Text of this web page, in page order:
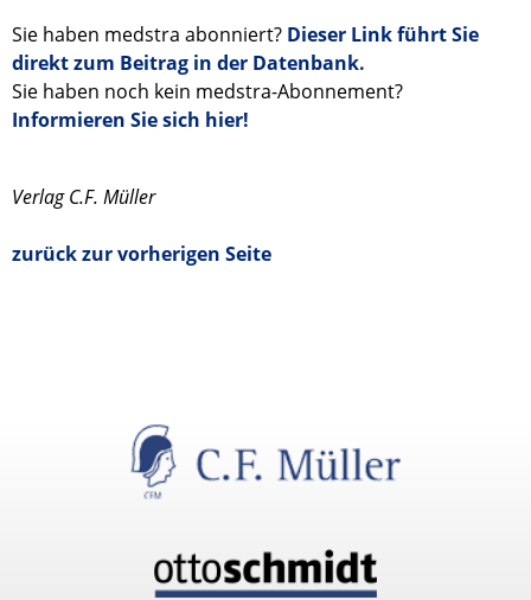
Sie haben medstra abonniert? Dieser Link führt Sie
direkt zum Beitrag in der Datenbank.
Sie haben noch kein medstra-Abonnement?
Informieren Sie sich hier!
Verlag C.F. Müller
zurück zur vorherigen Seite